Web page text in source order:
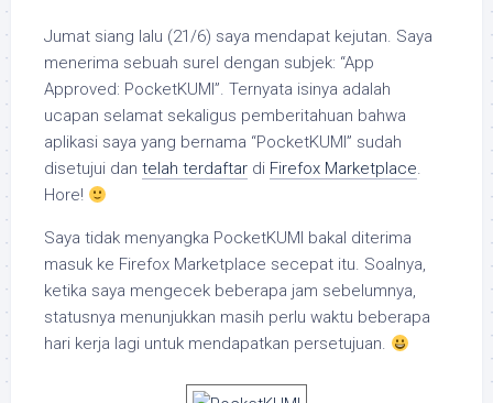
Jumat siang lalu (21/6) saya mendapat kejutan. Saya
menerima sebuah surel dengan subjek: “App
Approved: PocketKUMI”. Ternyata isinya adalah
ucapan selamat sekaligus pemberitahuan bahwa
aplikasi saya yang bernama “PocketKUMI” sudah
disetujui dan telah terdaftar di Firefox Marketplace.
Hore!
Saya tidak menyangka PocketKUMI bakal diterima
masuk ke Firefox Marketplace secepat itu. Soalnya,
ketika saya mengecek beberapa jam sebelumnya,
statusnya menunjukkan masih perlu waktu beberapa
hari kerja lagi untuk mendapatkan persetujuan.